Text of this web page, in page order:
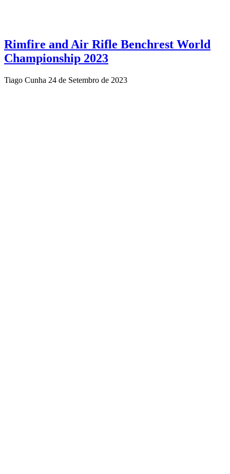
Rimfire and Air Rifle Benchrest World
Championship 2023
Tiago Cunha 24 de Setembro de 2023